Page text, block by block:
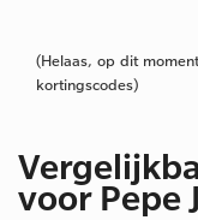
(Helaas, op dit
kortingscodes)
voor Pepe